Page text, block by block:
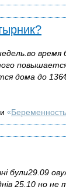
время
дома до
«Беременность
були29.09
25.10 но не